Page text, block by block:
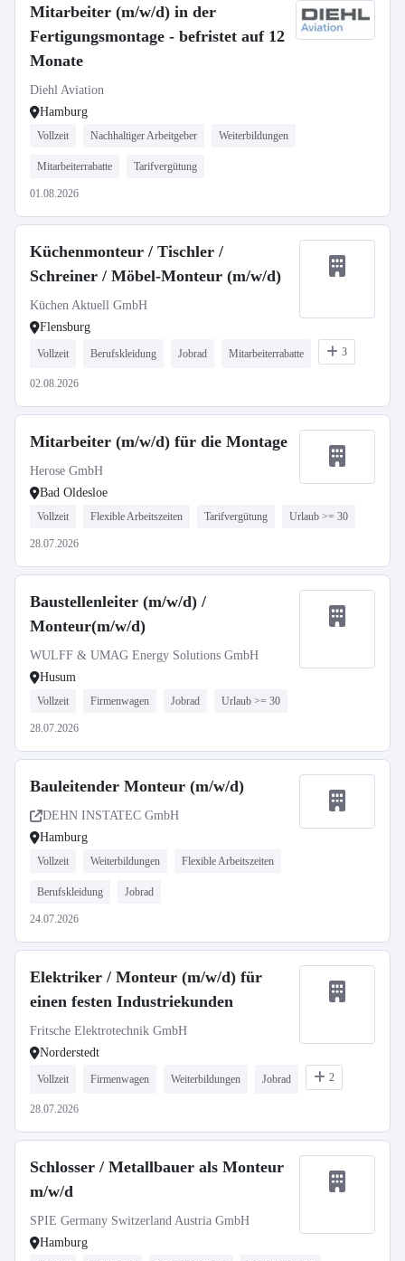
Mitarbeiter (m/w/d) in der
Fertigungsmontage - befristet auf 12
Monate
Diehl Aviation
Hamburg
Vollzeit Nachhaltiger Arbeitgeber Weiterbildungen
Mitarbeiterrabatte Tarifvergütung
01.08.2026
Küchenmonteur / Tischler /
Schreiner / Möbel-Monteur (m/w/d)
Küchen Aktuell GmbH
Flensburg
Vollzeit Berufskleidung Jobrad Mitarbeiterrabatte 3
02.08.2026
Mitarbeiter (m/w/d) für die Montage
Herose GmbH
Bad Oldesloe
Vollzeit Flexible Arbeitszeiten Tarifvergütung Urlaub >= 30
28.07.2026
Baustellenleiter (m/w/d) /
Monteur(m/w/d)
WULFF & UMAG Energy Solutions GmbH
Husum
Vollzeit Firmenwagen Jobrad Urlaub >= 30
28.07.2026
Bauleitender Monteur (m/w/d)
DEHN INSTATEC GmbH
Hamburg
Vollzeit Weiterbildungen Flexible Arbeitszeiten
Berufskleidung Jobrad
24.07.2026
Elektriker / Monteur (m/w/d) für
einen festen Industriekunden
Fritsche Elektrotechnik GmbH
Norderstedt
Vollzeit Firmenwagen Weiterbildungen Jobrad 2
28.07.2026
Schlosser / Metallbauer als Monteur
m/w/d
SPIE Germany Switzerland Austria GmbH
Hamburg